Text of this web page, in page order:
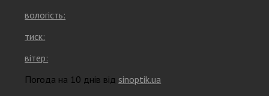
вологість:
тиск:
вітер:
Погода на 10 днів від sinoptik.ua